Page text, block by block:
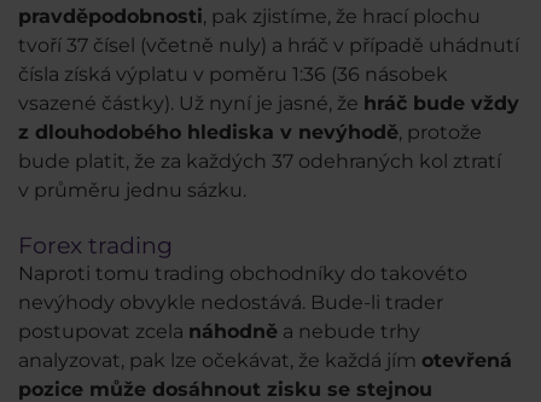
pravděpodobnosti, pak zjistíme, že hrací plochu
tvoří 37 čísel (včetně nuly) a hráč v případě uhádnutí
čísla získá výplatu v poměru 1:36 (36 násobek
vsazené částky). Už nyní je jasné, že hráč bude vždy
z dlouhodobého hlediska v nevýhodě, protože
bude platit, že za každých 37 odehraných kol ztratí
v průměru jednu sázku.
Forex trading
Naproti tomu trading obchodníky do takovéto
nevýhody obvykle nedostává. Bude-li trader
postupovat zcela náhodně a nebude trhy
analyzovat, pak lze očekávat, že každá jím otevřená
pozice může dosáhnout zisku se stejnou